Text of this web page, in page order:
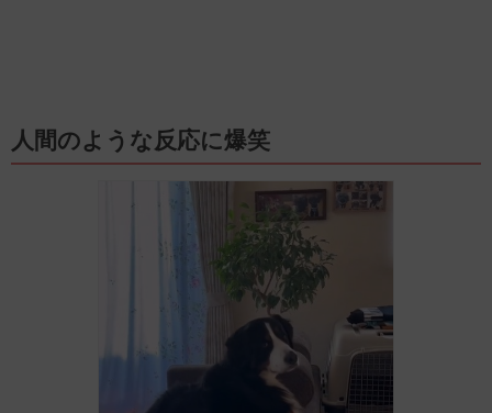
人間のような反応に爆笑